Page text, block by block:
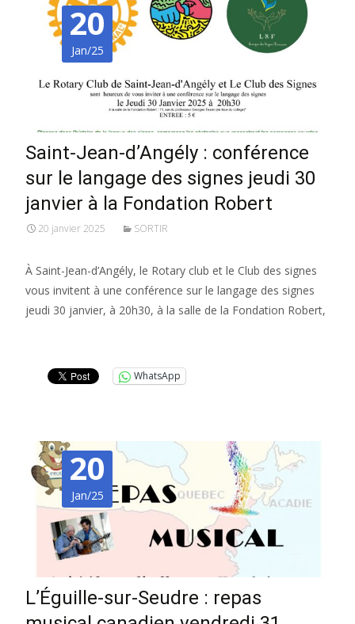
20
Jan/25
Saint-Jean-d’Angély : conférence
sur le langage des signes jeudi 30
janvier à la Fondation Robert
20 janvier 2025 SORTIR
À Saint-Jean-d’Angély, le Rotary club et le Club des signes
vous invitent à une conférence sur le langage des signes
jeudi 30 janvier, à 20h30, à la salle de la Fondation Robert,
WhatsApp
20
Jan/25
L’Éguille-sur-Seudre : repas